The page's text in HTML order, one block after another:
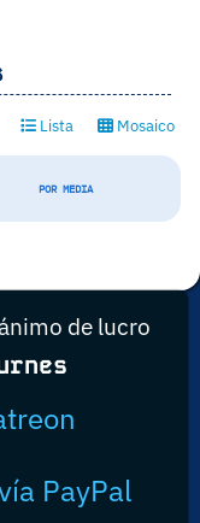
Lista Mosaico
POR MEDIA
de lucro
PayPal